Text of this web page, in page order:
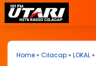
Home» Cilacap» LOKAL»